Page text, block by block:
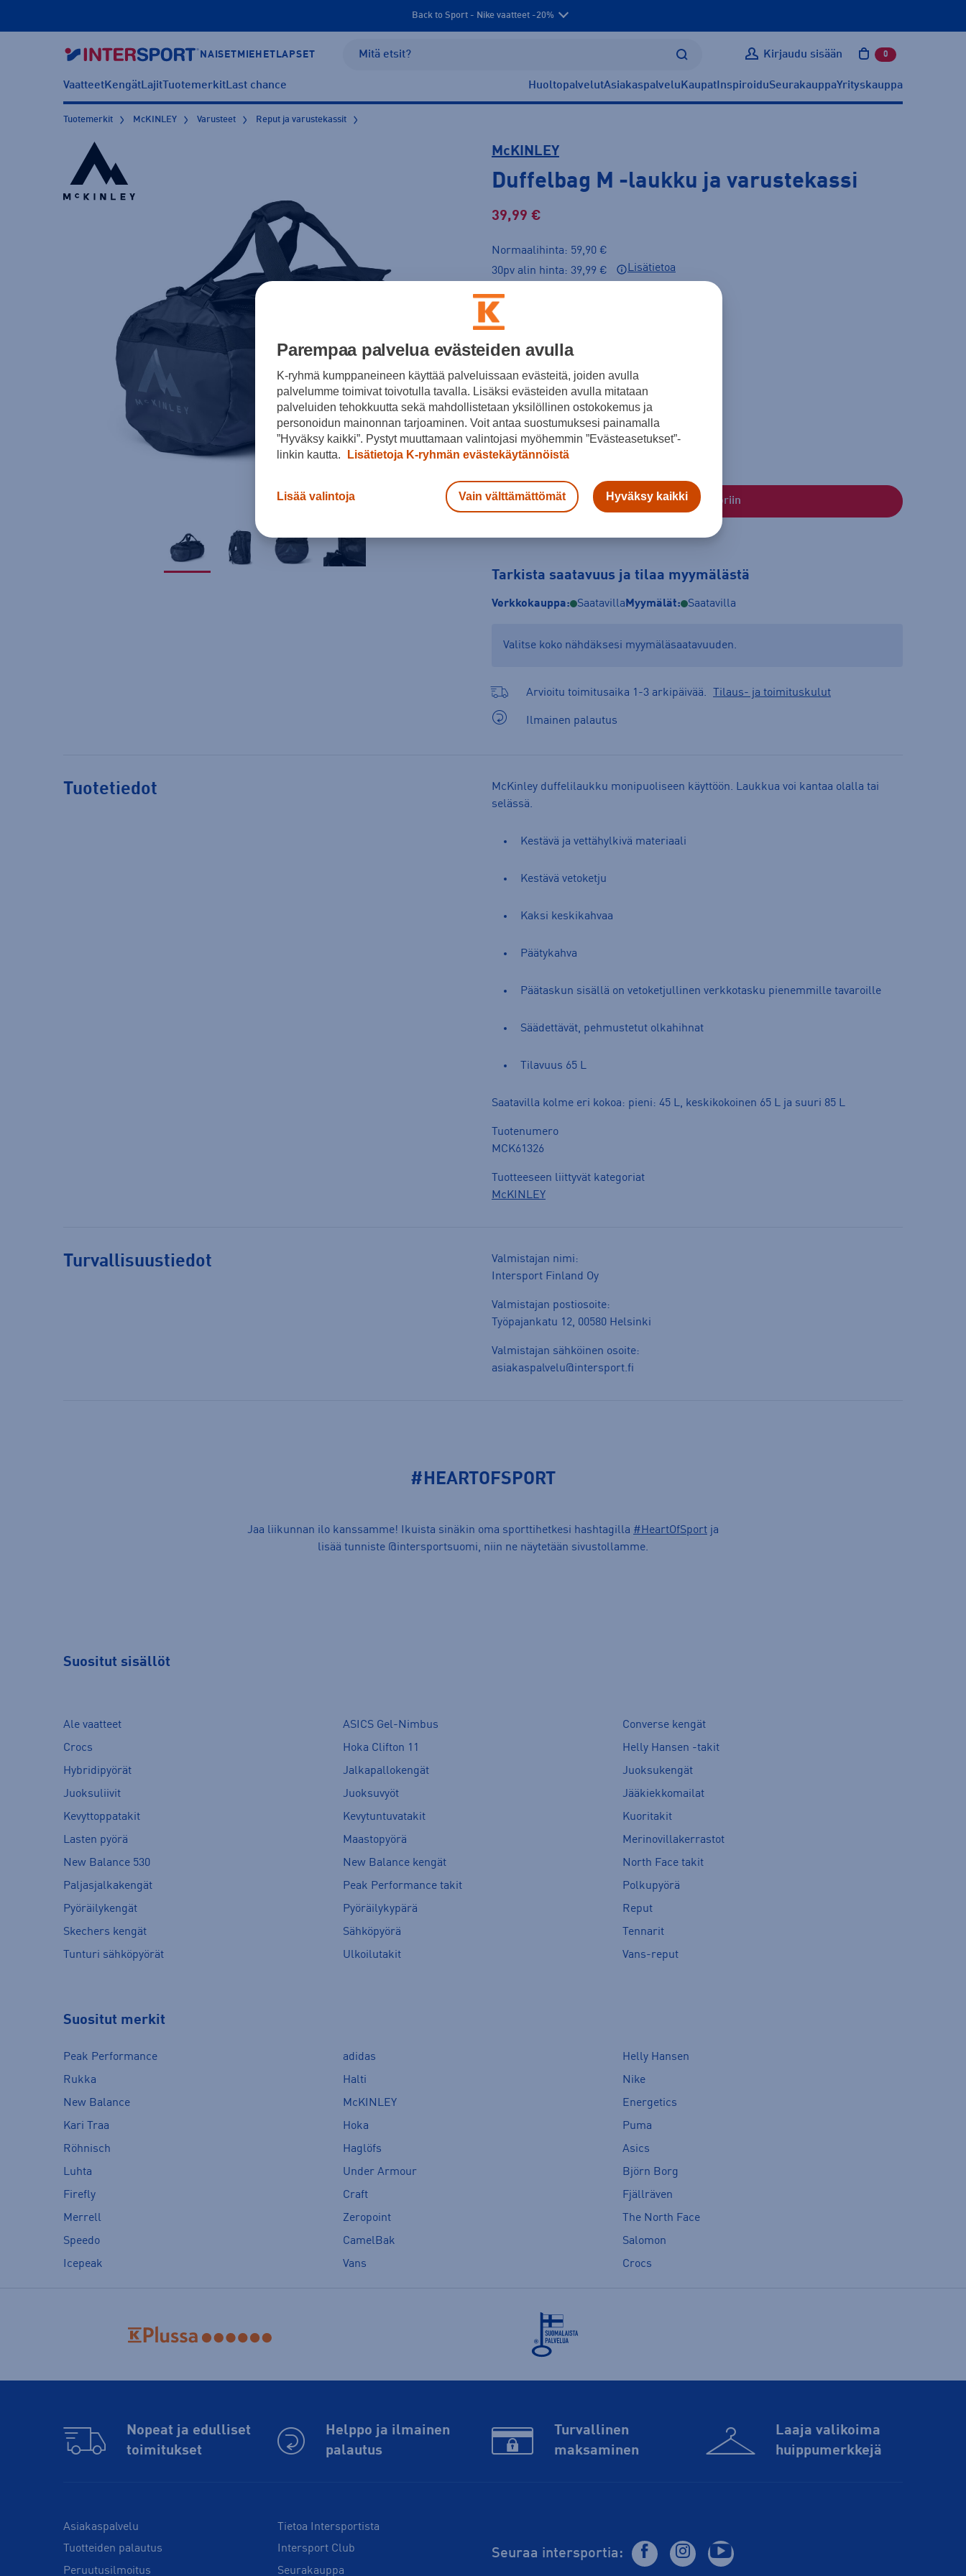
Back to Sport - Nike vaatteet -20%
NAISET MIEHET LAPSET Kirjaudu sisään 0 tuotetta
VaatteetKengätLajitTuotemerkitLast chance HuoltopalvelutAsiakaspalvelu Kaupat InspiroiduSeurakauppaYrityskauppa
Tuotemerkit McKINLEY Varusteet Reput ja varustekassit
McKINLEY
Duffelbag M -laukku ja varustekassi
39,99 €
Normaalihinta: 59,90 €
30pv alin hinta: 39,99 €
Lisätietoa
Väri
Musta
65
Lisää ostoskoriin
Tarkista saatavuus ja tilaa myymälästä
Verkkokauppa: Saatavilla Myymälät: Saatavilla
Valitse koko nähdäksesi myymäläsaatavuuden.
Arvioitu toimitusaika 1-3 arkipäivää. Tilaus- ja toimituskulut
Ilmainen palautus
Tuotetiedot
McKinley duffelilaukku monipuoliseen käyttöön. Laukkua voi kantaa olalla tai
selässä.
Kestävä ja vettähylkivä materiaali
Kestävä vetoketju
Kaksi keskikahvaa
Päätykahva
Päätaskun sisällä on vetoketjullinen verkkotasku pienemmille tavaroille
Säädettävät, pehmustetut olkahihnat
Tilavuus 65 L
Saatavilla kolme eri kokoa: pieni: 45 L, keskikokoinen 65 L ja suuri 85 L
Tuotenumero
MCK61326
Tuotteeseen liittyvät kategoriat
McKINLEY
Turvallisuustiedot
Valmistajan nimi:
Intersport Finland Oy
Valmistajan postiosoite:
Työpajankatu 12, 00580 Helsinki
Valmistajan sähköinen osoite:
asiakaspalvelu@intersport.fi
#HEARTOFSPORT
Jaa liikunnan ilo kanssamme! Ikuista sinäkin oma sporttihetkesi hashtagilla #HeartOfSport ja
lisää tunniste @intersportsuomi, niin ne näytetään sivustollamme.
Suositut sisällöt
Ale vaatteet ASICS Gel-Nimbus
Converse kengät
Crocs
Hoka Clifton 11
Helly Hansen -takit
Hybridipyörät
Jalkapallokengät
Juoksukengät
Juoksuliivit
Juoksuvyöt
Jääkiekkomailat
Kevyttoppatakit
Kevytuntuvatakit
Kuoritakit
Lasten pyörä
Maastopyörä
Merinovillakerrastot
New Balance 530
New Balance kengät
North Face takit
Paljasjalkakengät
Peak Performance takit
Polkupyörä
Pyöräilykengät
Pyöräilykypärä
Reput
Skechers kengät
Sähköpyörä
Tennarit
Tunturi sähköpyörät
Ulkoilutakit Vans-reput
Suositut merkit
Peak Performance adidas
Helly Hansen
Rukka
Halti
Nike
New Balance
McKINLEY
Energetics
Kari Traa
Hoka
Puma
Röhnisch
Haglöfs
Asics
Luhta
Under Armour
Björn Borg
Firefly
Craft
Fjällräven
Merrell
Zeropoint
The North Face
Speedo
CamelBak
Salomon
Icepeak
Vans Crocs
Nopeat ja edulliset
toimitukset
Helppo ja ilmainen
palautus
Turvallinen
maksaminen
Laaja valikoima
huippu­merkkejä
Asiakaspalvelu
Tuotteiden palautus
Peruutusilmoitus
Tietoa Intersportista
Intersport Club
Seurakauppa
Seuraa intersportia:
Parempaa palvelua evästeiden avulla
K-ryhmä kumppaneineen käyttää palveluissaan evästeitä, joiden avulla
palvelumme toimivat toivotulla tavalla. Lisäksi evästeiden avulla mitataan
palveluiden tehokkuutta sekä mahdollistetaan yksilöllinen ostokokemus ja
personoidun mainonnan tarjoaminen. Voit antaa suostumuksesi painamalla
”Hyväksy kaikki”. Pystyt muuttamaan valintojasi myöhemmin ”Evästeasetukset”-
linkin kautta.
Lisätietoja K-ryhmän evästekäytännöistä
Lisää valintoja Vain välttämättömät Hyväksy kaikki